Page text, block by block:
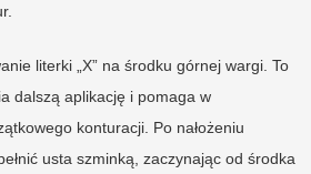
literki „X” na środku górnej wargi. To
dalszą aplikację i pomaga w
konturacji. Po nałożeniu
usta szminką, zaczynając od środka